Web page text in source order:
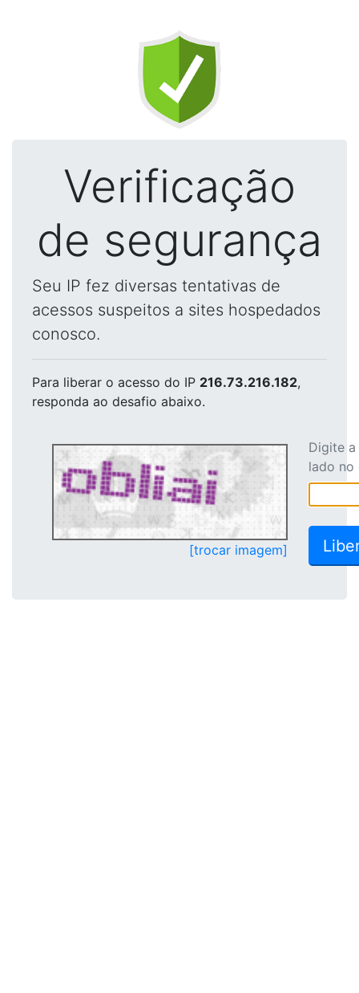
Verificação
de segurança
Seu IP fez diversas tentativas de
acessos suspeitos a sites hospedados
conosco.
Para liberar o acesso do IP 216.73.216.182,
responda ao desafio abaixo.
[trocar imagem]
Digite
lado no